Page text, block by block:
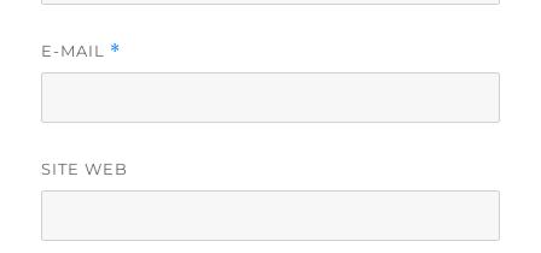
E-MAIL *
SITE WEB